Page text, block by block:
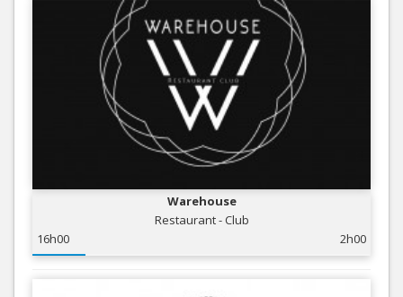
Warehouse
Restaurant - Club
16h00
2h00